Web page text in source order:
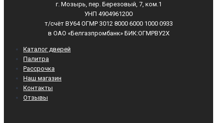
г. Мозырь, пер. Березовый, 7, ком.1
УНП 490496120О
т/счёт ВУ64 ОГМР 3012 8000 6000 1000 0933
в ОАО «Белгазпромбанк» БИК:ОГМРВУ2Х
Каталог дверей
Палитра
Рассрочка
Наш магазин
Контакты
Отзывы